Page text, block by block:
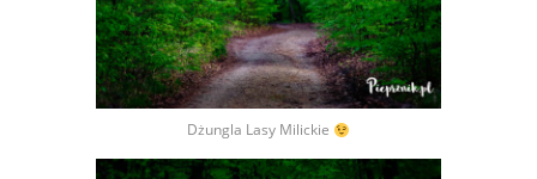
Dżungla Lasy Milickie